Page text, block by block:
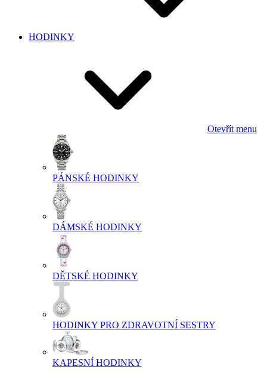
HODINKY
Otevřít menu
PÁNSKÉ HODINKY
DÁMSKÉ HODINKY
DĚTSKÉ HODINKY
HODINKY PRO ZDRAVOTNÍ SESTRY
KAPESNÍ HODINKY